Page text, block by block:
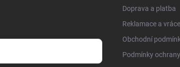
Doprava a platba
Reklamace a
Obchodní
Podmínky